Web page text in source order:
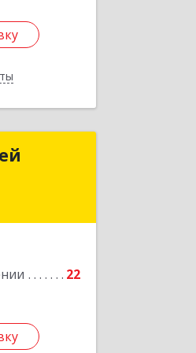
22
Подробнее